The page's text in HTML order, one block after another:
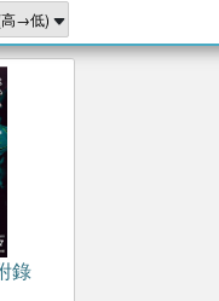
登輝時代
數學女孩
偉大的迷走神經
錄